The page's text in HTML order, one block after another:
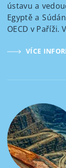
ústavu a
Egyptě a
OECD v Paříži.
VÍCE